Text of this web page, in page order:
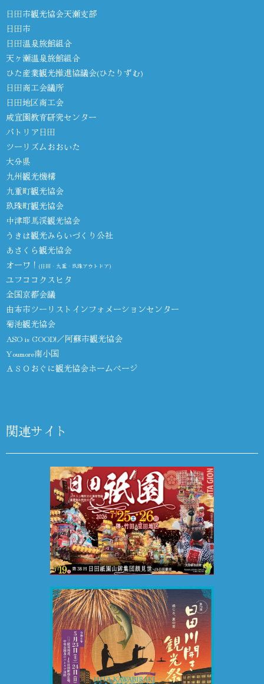
日田市観光協会天瀬支部
日田市
日田温泉旅館組合
天ヶ瀬温泉旅館組合
ひた産業観光推進協議会(ひたりずむ)
日田商工会議所
日田地区商工会
咸宜園教育研究センター
パトリア日田
ツーリズムおおいた
大分県
九州観光機構
九重町観光協会
玖珠町観光協会
中津耶馬渓観光協会
うきは観光みらいづくり公社
あさくら観光協会
オーワ！ (日田・九重・玖珠アウトドア)
ユフココクスヒタ
全国京都会議
由布市ツーリストインフォメーションセンター
菊池観光協会
ASO is GOOD!／阿蘇市観光協会
Youmore南小国
ＡＳＯおぐに観光協会ホームページ
関連サイト